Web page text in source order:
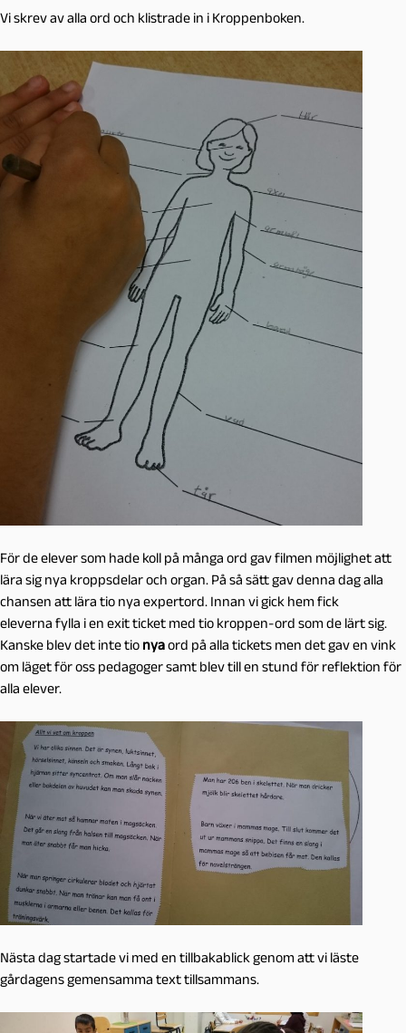
Vi skrev av alla ord och klistrade in i Kroppenboken.
För de elever som hade koll på många ord gav filmen möjlighet att
lära sig nya kroppsdelar och organ. På så sätt gav denna dag alla
chansen att lära tio nya expertord. Innan vi gick hem fick
eleverna fylla i en exit ticket med tio kroppen-ord som de lärt sig.
Kanske blev det inte tio nyaord på alla tickets men det gav en vink
om läget för oss pedagoger samt blev till en stund för reflektion för
alla elever.
Nästa dag startade vi med en tillbakablick genom att vi läste
gårdagens gemensamma text tillsammans.